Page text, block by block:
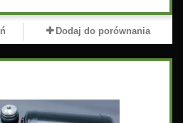
Dodaj do porównania